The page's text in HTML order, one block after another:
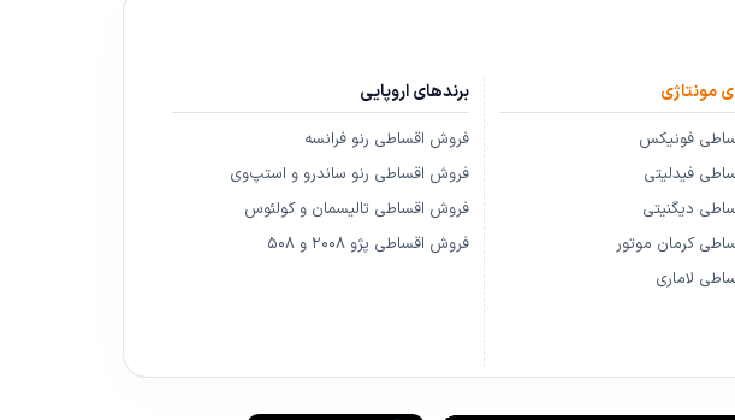
مونتاژی
فونیکس
فیدلیتی
دیگنیتی
کرمان موتور
لاماری
برندهای اروپایی
فروش اقساطی رنو فرانسه
فروش اقساطی رنو ساندرو و استپ‌وی
فروش اقساطی تالیسمان و کولئوس
فروش اقساطی پژو ۲۰۰۸ و ۵۰۸